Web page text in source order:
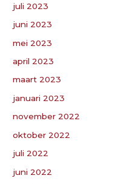
juli 2023
juni 2023
mei 2023
april 2023
maart 2023
januari 2023
november 2022
oktober 2022
juli 2022
juni 2022